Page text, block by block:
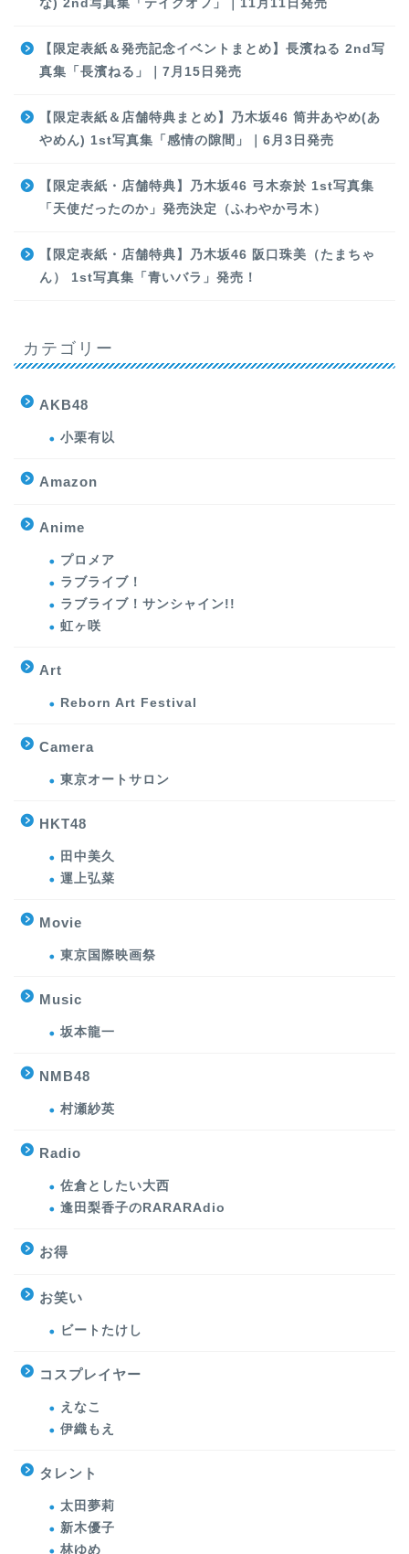
な) 2nd写真集「テイクオフ」｜11月11日発売
【限定表紙＆発売記念イベントまとめ】長濱ねる 2nd写
真集「長濱ねる」｜7月15日発売
【限定表紙＆店舗特典まとめ】乃木坂46 筒井あやめ(あ
やめん) 1st写真集「感情の隙間」｜6月3日発売
【限定表紙・店舗特典】乃木坂46 弓木奈於 1st写真集
「天使だったのか」発売決定（ふわやか弓木）
【限定表紙・店舗特典】乃木坂46 阪口珠美（たまちゃ
ん） 1st写真集「青いバラ」発売！
カテゴリー
AKB48
小栗有以
Amazon
Anime
プロメア
ラブライブ！
ラブライブ！サンシャイン!!
虹ヶ咲
Art
Reborn Art Festival
Camera
東京オートサロン
HKT48
田中美久
運上弘菜
Movie
東京国際映画祭
Music
坂本龍一
NMB48
村瀬紗英
Radio
佐倉としたい大西
逢田梨香子のRARARAdio
お得
お笑い
ビートたけし
コスプレイヤー
えなこ
伊織もえ
タレント
太田夢莉
新木優子
林ゆめ